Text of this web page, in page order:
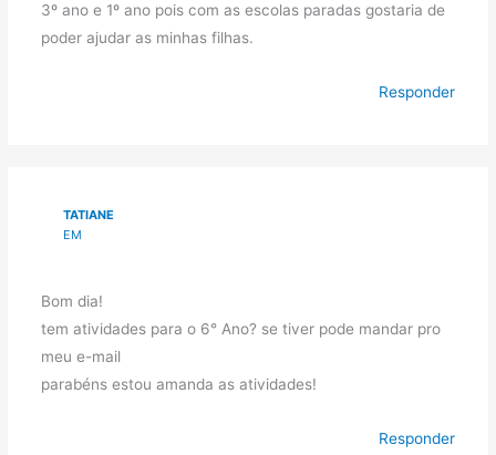
3º ano e 1º ano pois com as escolas paradas gostaria de
poder ajudar as minhas filhas.
Responder
TATIANE
EM
Bom dia!
tem atividades para o 6° Ano? se tiver pode mandar pro
meu e-mail
parabéns estou amanda as atividades!
Responder